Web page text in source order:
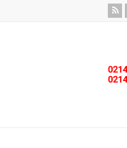
02144357822